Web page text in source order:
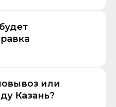
или
Казань?